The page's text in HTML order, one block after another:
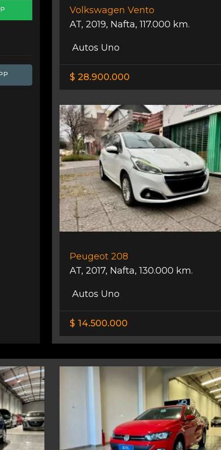
Volkswagen Vento
AT, 2019, Nafta,117.000 km.
Autos Uno
$ 28.900.000
Peugeot 208
AT, 2017, Nafta,130.000 km.
Autos Uno
$ 14.500.000